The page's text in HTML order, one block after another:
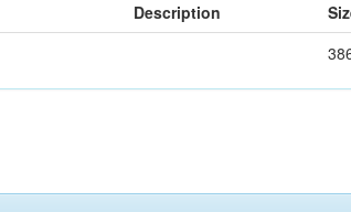
Description